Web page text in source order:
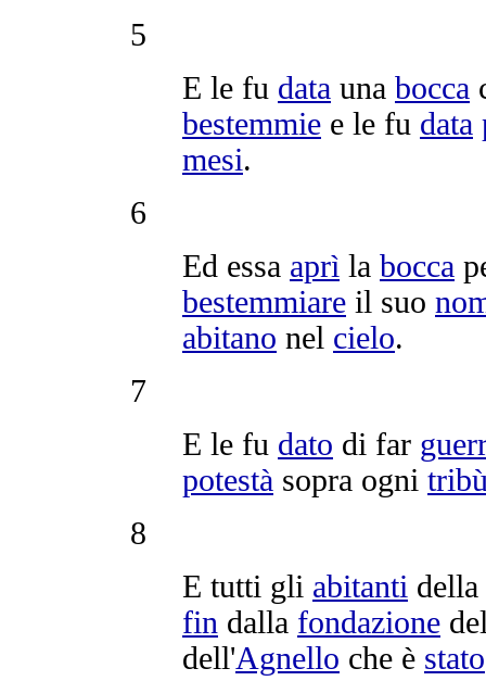
5
E le fu data una bocca
bestemmie e le fu data
mesi.
6
Ed essa aprì la bocca
bestemmiare il suo
abitano nel cielo.
7
E le fu dato di far
potestà sopra ogni
8
E tutti gli abitanti della
fin dalla fondazione
dell'Agnello che è stato